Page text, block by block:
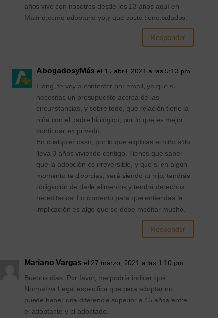
años vive con nosotros desde los 13 años aquí en
Madrid,como adoptarlo yo,y que coste tiene.saludos.
Responder
AbogadosyMás el 15 abril, 2021 a las 5:13 pm
Liang, te voy a contestar por email, ya que si
necesitas un presupuesto acerca de las
circunstancias, y sobre todo, que relación tiene la
niña con el padre biológico, por lo que es mejor
continuar en privado.
En cualquier caso, por lo que explicas el niño sólo
lleva 3 años viviendo contigo. Tienes que saber
que la adopción es irreversible, y que si en algún
momento te divorcias, será siendo tu hijo, tendrás
obligación de darle alimentos y tendrá derechos
hereditarios. Lo comento para que entiendas la
implicación es algo que se debe meditar mucho.
Responder
Mariano Vargas el 27 marzo, 2021 a las 1:10 pm
Buenos días. Por favor, me podría indicar qué
Normativa Legal especifica que para adoptar no
puede haber una diferencia superior a 45 años entre
el adoptante y el adoptado.